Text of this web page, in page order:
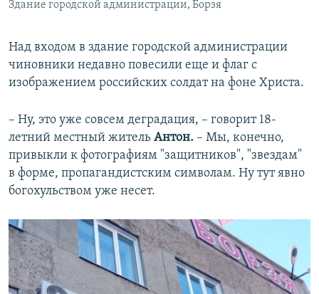
Здание городской администрации, Борзя
Над входом в здание городской администрации
чиновники недавно повесили еще и флаг с
изображением российских солдат на фоне Христа.
– Ну, это уже совсем деградация, – говорит 18-
летний местный житель Антон. – Мы, конечно,
привыкли к фотографиям "защитников", "звездам"
в форме, пропагандистским символам. Ну тут явно
богохульством уже несет.